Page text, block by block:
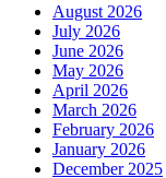
August 2026
July 2026
June 2026
May 2026
April 2026
March 2026
February 2026
January 2026
December 2025